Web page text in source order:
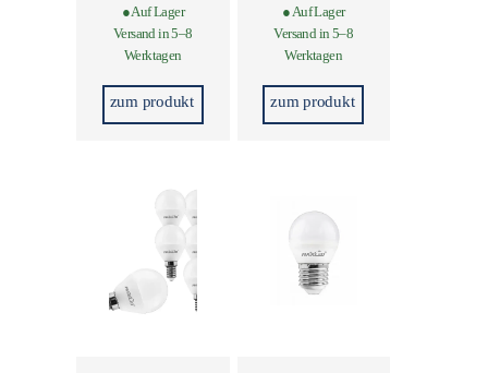
● Auf Lager
Versand in 5–8
Werktagen
zum produkt
● Auf Lager
Versand in 5–8
Werktagen
zum produkt